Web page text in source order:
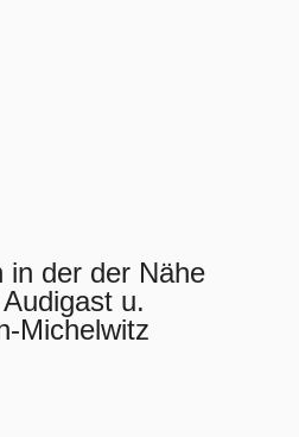
in der der Nähe
u.
Michelwitz